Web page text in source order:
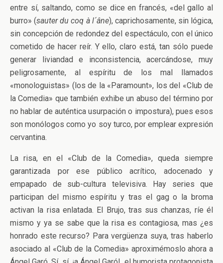
entre sí, saltando, como se dice en francés, «del gallo al
burro» (sauter du coq à l´âne), caprichosamente, sin lógica,
sin concepción de redondez del espectáculo, con el único
cometido de hacer reír. Y ello, claro está, tan sólo puede
generar liviandad e inconsistencia, acercándose, muy
peligrosamente, al espíritu de los mal llamados
«monologuistas» (los de la «Paramount», los del «Club de
la Comedia» que también exhibe un abuso del término por
no hablar de auténtica usurpación o impostura), pues esos
son monólogos como yo soy turco, por emplear expresión
cervantina.
La risa, en el «Club de la Comedia», queda siempre
garantizada por ese público acrítico, adocenado y
empapado de sub-cultura televisiva. Hay series que
participan del mismo espíritu y tras el gag o la broma
activan la risa enlatada. El Brujo, tras sus chanzas, ríe él
mismo y ya se sabe que la risa es contagiosa, mas ¿es
honrado este recurso? Para vergüenza suya, tras haberlo
asociado al «Club de la Comedia» aproximémoslo ahora a